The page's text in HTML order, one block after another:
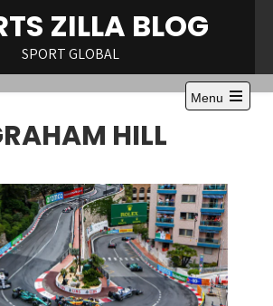
ZILLA BLOG
SPORT GLOBAL
Menu
Open
HILL